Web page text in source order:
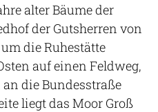
alter Bäume der
der Gutsherren von
die Ruhestätte
auf einen Feldweg,
die Bundesstraße
liegt das Moor Groß